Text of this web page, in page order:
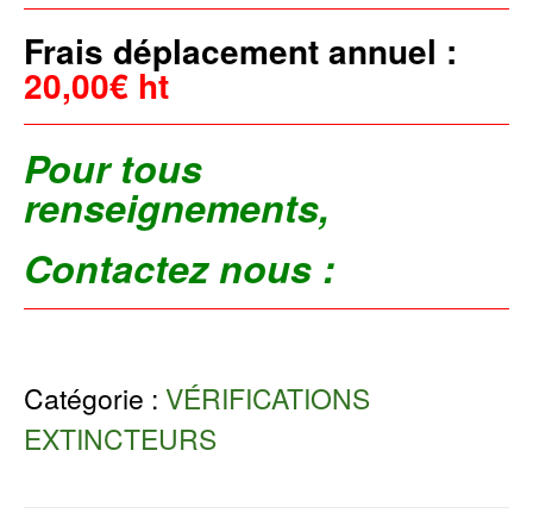
Frais déplacement annuel :
20,00€ ht
Pour tous
renseignements,
Contactez nous :
Catégorie : VÉRIFICATIONS
EXTINCTEURS